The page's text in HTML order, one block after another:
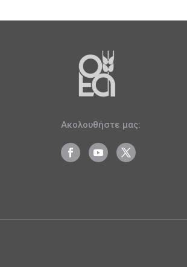
Ακολουθήστε μας: